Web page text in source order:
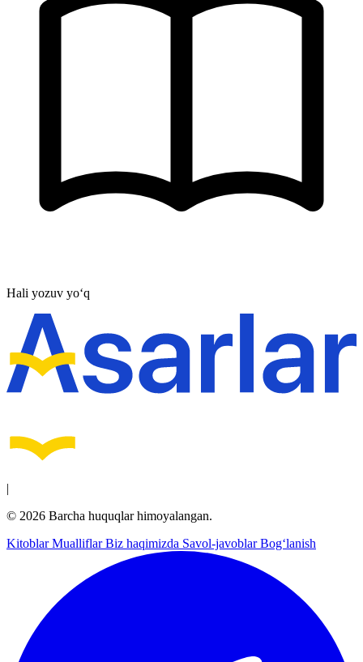
Hali yozuv yo‘q
|
© 2026 Barcha huquqlar himoyalangan.
KitoblarMualliflarBiz haqimizda Savol-javoblarBog‘lanish